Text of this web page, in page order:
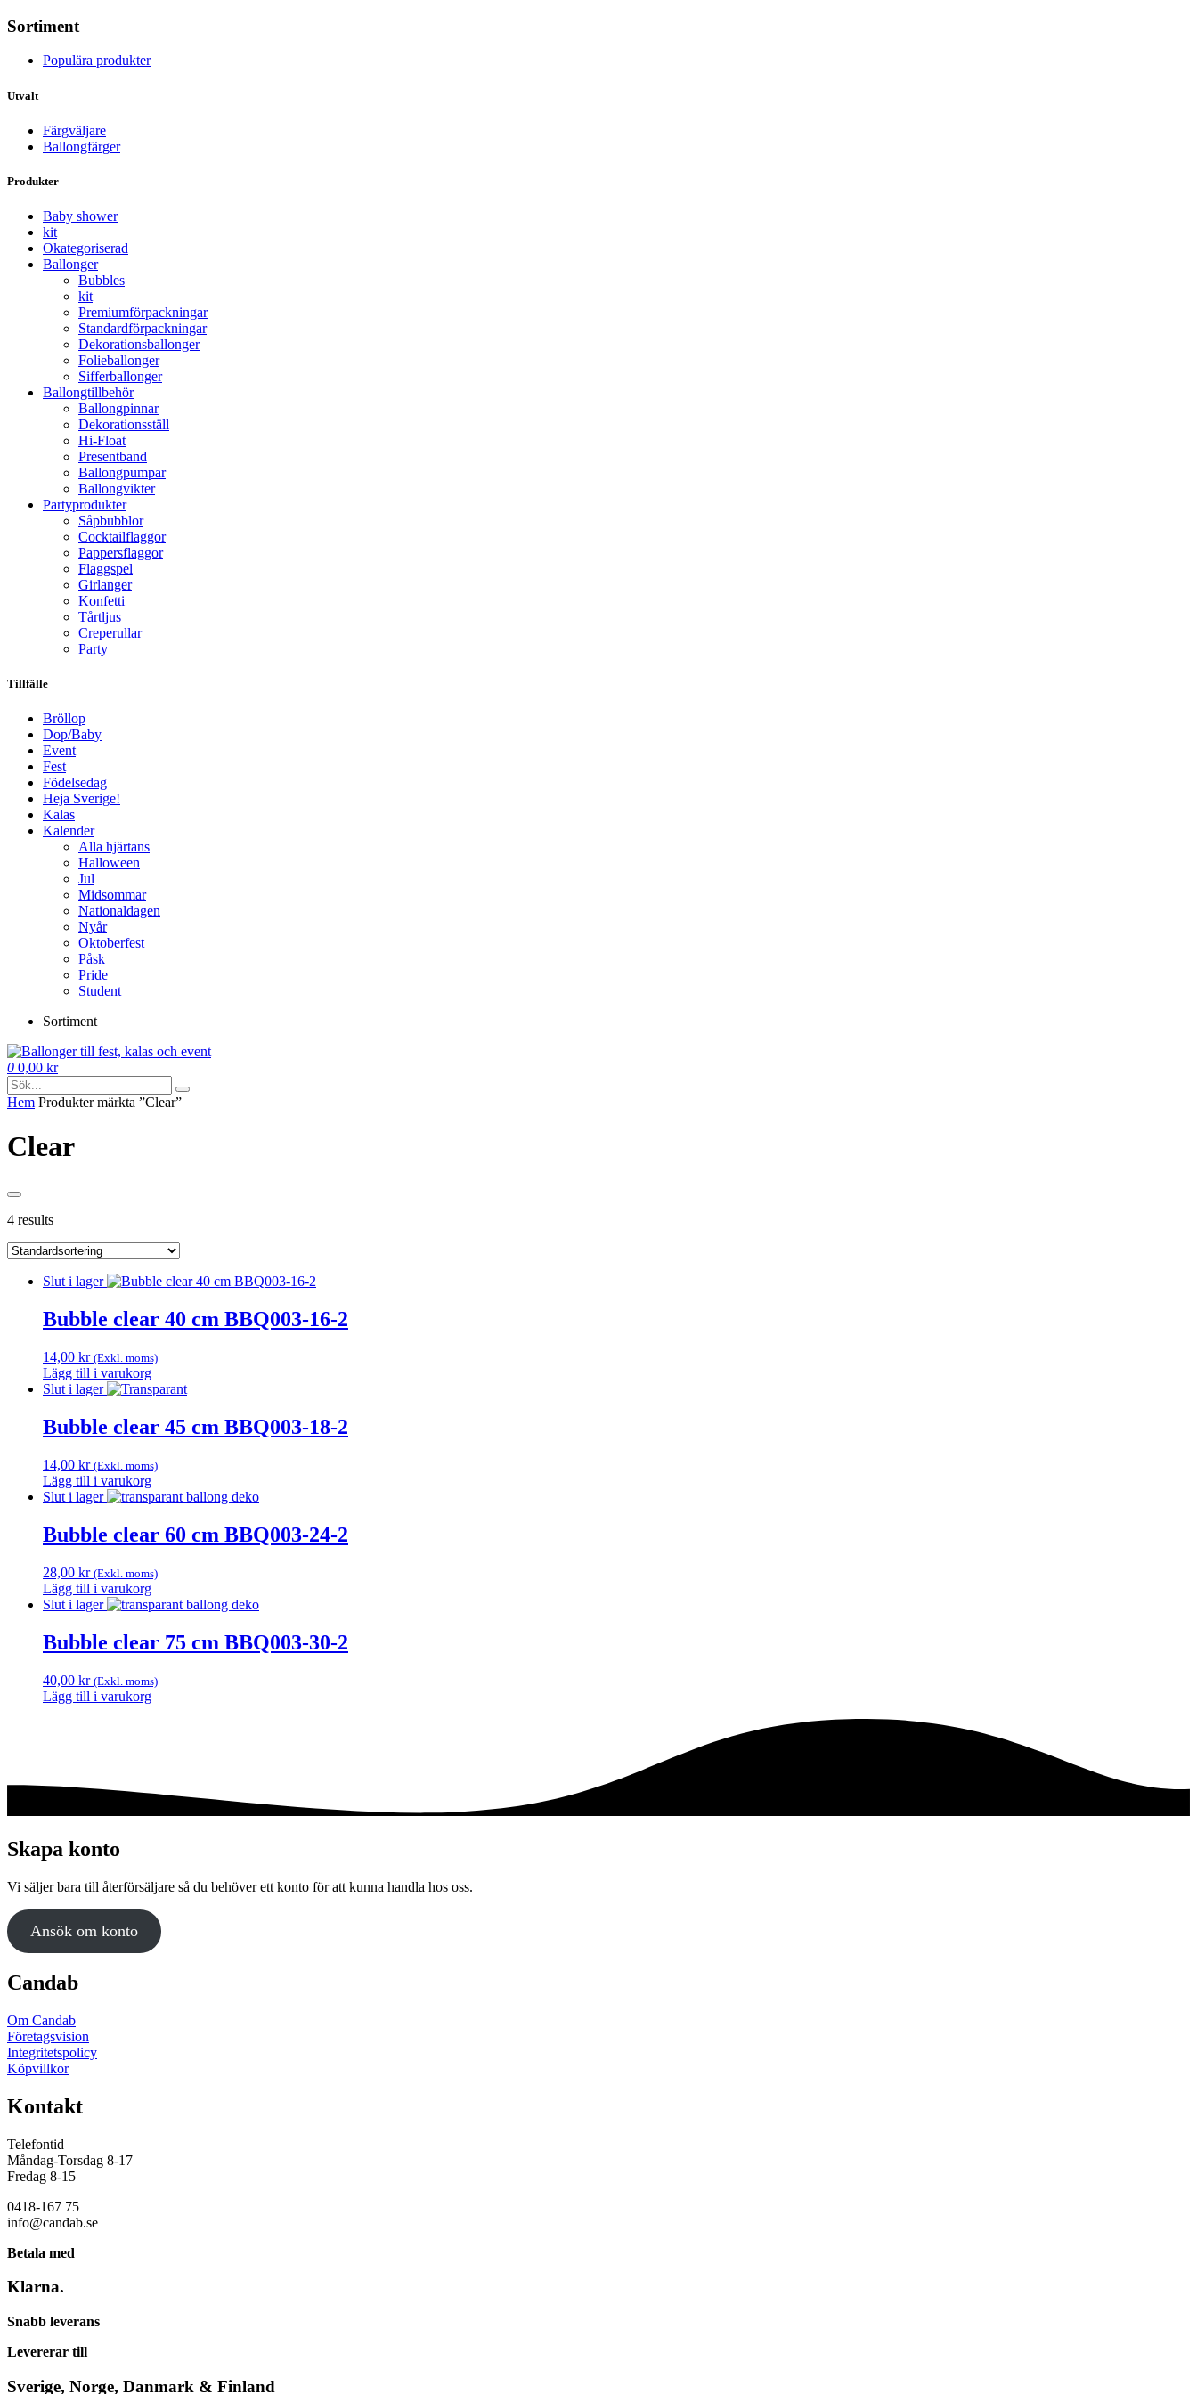
Sortiment
Populära produkter
Utvalt
Färgväljare
Ballongfärger
Produkter
Baby shower
kit
Okategoriserad
Ballonger
Bubbles
kit
Premium­förpackningar
Standard­­förpackningar
Dekorations­ballonger
Folie­­­ballonger
Siffer­­ballonger
Ballong­tillbehör
Ballongpinnar
Dekorationsställ
Hi-Float
Presentband
Ballongpumpar
Ballong­vikter
Party­­produkter
Såpbubblor
Cocktail­flaggor
Pappers­flaggor
Flaggspel
Girlanger
Konfetti
Tårtljus
Creperullar
Party
Tillfälle
Bröllop
Dop/Baby
Event
Fest
Födelsedag
Heja Sverige!
Kalas
Kalender
Alla hjärtans
Halloween
Jul
Midsommar
Nationaldagen
Nyår
Oktoberfest
Påsk
Pride
Student
Sortiment
0 0,00 kr
Hem Produkter märkta ”Clear”
Clear
4 results
Slut i lager
Bubble clear 40 cm BBQ003-16-2
14,00 kr (Exkl. moms)
Lägg till i varukorg
Slut i lager
Bubble clear 45 cm BBQ003-18-2
14,00 kr (Exkl. moms)
Lägg till i varukorg
Slut i lager
Bubble clear 60 cm BBQ003-24-2
28,00 kr (Exkl. moms)
Lägg till i varukorg
Slut i lager
Bubble clear 75 cm BBQ003-30-2
40,00 kr (Exkl. moms)
Lägg till i varukorg
Skapa konto
Vi säljer bara till återförsäljare så du behöver ett konto för att kunna handla hos oss.
Ansök om konto
Candab
Om Candab
Företagsvision
Integritetspolicy
Köpvillkor
Kontakt
Telefontid
Måndag-Torsdag 8-17
Fredag 8-15
0418-167 75
info@candab.se
Betala med
Klarna.
Snabb leverans
Levererar till
Sverige, Norge, Danmark & Finland